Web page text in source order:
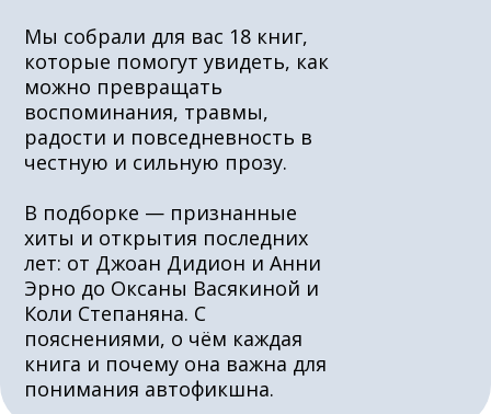
Мы собрали для вас 18 книг,
которые помогут увидеть, как
можно превращать
воспоминания, травмы,
радости и повседневность в
честную и сильную прозу.
В подборке — признанные
хиты и открытия последних
лет: от Джоан Дидион и Анни
Эрно до Оксаны Васякиной и
Коли Степаняна. С
пояснениями, о чём каждая
книга и почему она важна для
понимания автофикшна.